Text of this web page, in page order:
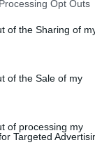
or usage
to Google and its
specified
Opt Outs
of the Sharing of
of the Sale of my
of processing my
Targeted
είναι
Με